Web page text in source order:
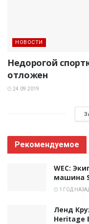
НОВОСТИ
Недорогой
отложен
24.09.2019
Рекомендуемое
WEC:
машина
1 ГОД
Ленд
Heritage